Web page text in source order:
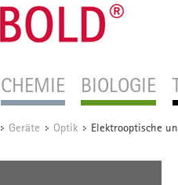
CHEMIE BIOLOGIE
/ Geräte / Optik / Elektrooptische